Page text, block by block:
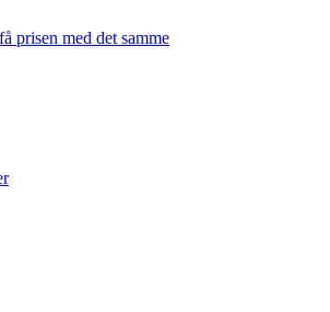
prisen med det samme